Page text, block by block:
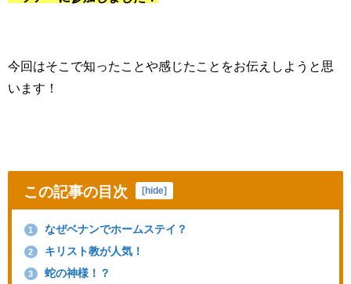
今回はそこで知ったことや感じたことをお伝えしようと思
います！
この記事の目次 [hide]
1 なぜベナンでホームステイ？
2 キリスト教が人気！
3 蛇の神様！？